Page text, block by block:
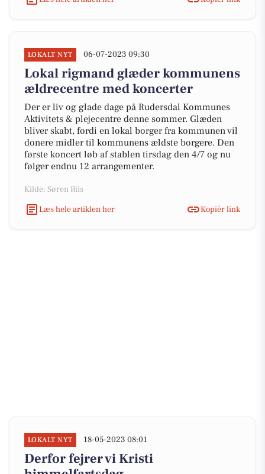
LOKALT NYT 06-07-2023 09:30
Lokal rigmand glæder kommunens
ældrecentre med koncerter
Der er liv og glade dage på Rudersdal Kommunes
Aktivitets & plejecentre denne sommer. Glæden
bliver skabt, fordi en lokal borger fra kommunen vil
donere midler til kommunens ældste borgere. Den
første koncert løb af stablen tirsdag den 4/7 og nu
følger endnu 12 arrangementer.
Kilde: Søren Riis
Læs hele artiklen her
Kopiér link
LOKALT NYT 18-05-2023 08:01
Derfor fejrer vi Kristi